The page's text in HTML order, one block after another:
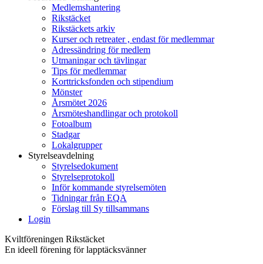
Medlemshantering
Rikstäcket
Rikstäckets arkiv
Kurser och retreater , endast för medlemmar
Adressändring för medlem
Utmaningar och tävlingar
Tips för medlemmar
Korttricksfonden och stipendium
Mönster
Årsmötet 2026
Årsmöteshandlingar och protokoll
Fotoalbum
Stadgar
Lokalgrupper
Styrelseavdelning
Styrelsedokument
Styrelseprotokoll
Inför kommande styrelsemöten
Tidningar från EQA
Förslag till Sy tillsammans
Login
Kviltföreningen Rikstäcket
En ideell förening för lapptäcksvänner